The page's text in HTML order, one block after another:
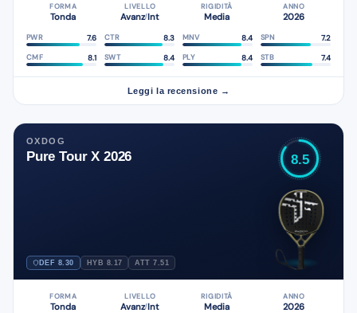
FORMA
Tonda
LIVELLO
Avanz/Int
RIGIDITÀ
Media
ANNO
2026
PWR 7.6 CTR 8.3 MNV 8.4 SPN 7.2
CMF 8.1 SWT 8.4 PLY 8.4 STB 7.4
Leggi la recensione →
OXDOG
Pure Tour X 2026
DEF 8.30 HYB 8.17 ATT 7.51
8.5
FORMA
Tonda
LIVELLO
Avanz/Int
RIGIDITÀ
Media
ANNO
2026